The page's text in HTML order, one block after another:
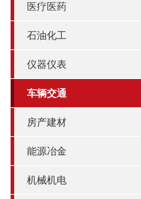
医疗医药
石油化工
仪器仪表
车辆交通
房产建材
能源冶金
机械机电